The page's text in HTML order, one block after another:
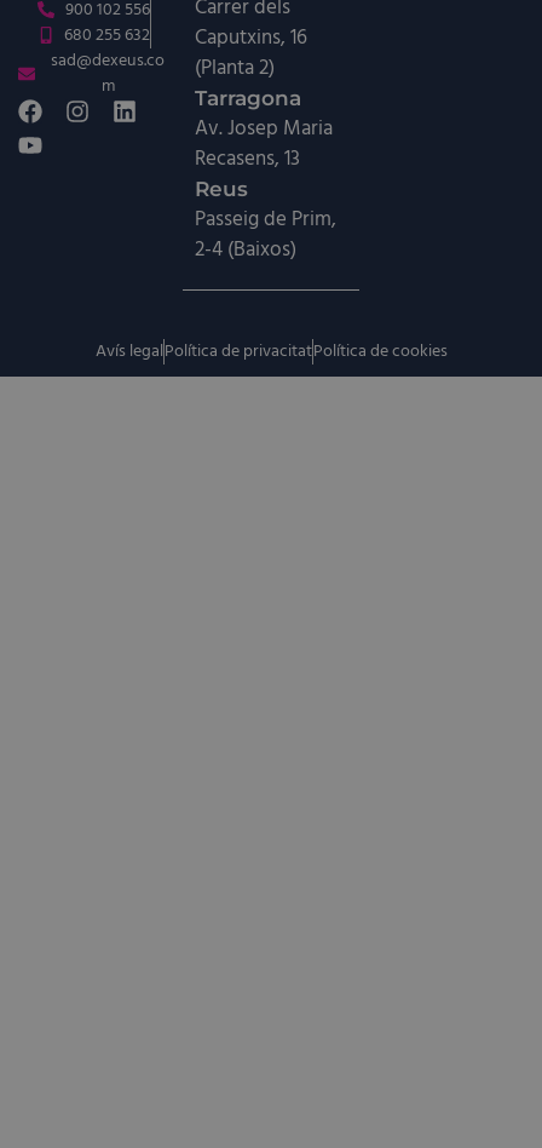
900 102 556
680 255 632
sad@dexeus.co
m
Carrer dels
Caputxins, 16
(Planta 2)
Tarragona
Av. Josep Maria
Recasens, 13
Reus
Passeig de Prim,
2-4 (Baixos)
Avís legalPolítica de privacitatPolítica de cookies